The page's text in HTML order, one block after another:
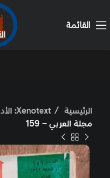
القائمة
الرئيسية Xenotext: الأدب
مجلة العربي – 159